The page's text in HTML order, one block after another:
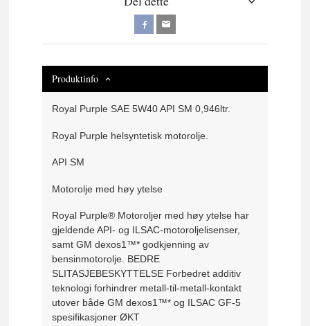
Produktinfo
Royal Purple SAE 5W40 API SM 0,946ltr.
Royal Purple helsyntetisk motorolje.
API SM
Motorolje med høy ytelse
Royal Purple® Motoroljer med høy ytelse har
gjeldende API- og ILSAC-motoroljelisenser,
samt GM dexos1™* godkjenning av
bensinmotorolje. BEDRE
SLITASJEBESKYTTELSE Forbedret additiv
teknologi forhindrer metall-til-metall-kontakt
utover både GM dexos1™* og ILSAC GF-5
spesifikasjonerØKT